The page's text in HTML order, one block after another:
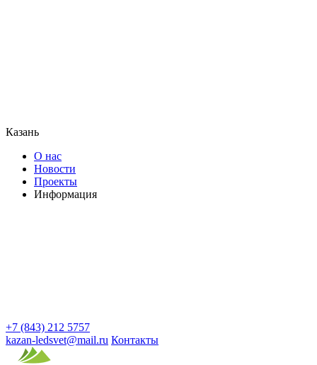
Казань
О нас
Новости
Проекты
Информация
+7 (843) 212 5757
kazan-ledsvet@mail.ru Контакты